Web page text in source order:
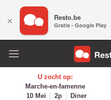
U zocht op:
Marche-en-famenne
10 Mei
2p Diner
× Resto.be
Gratis - Google Play